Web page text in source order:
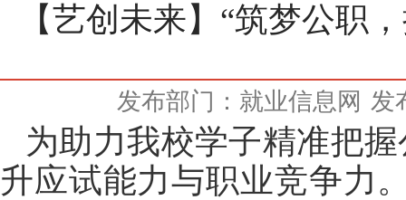
【艺创未来】“筑梦公职
发布部门：就业信息网 发
为助力我校学子精准把
升应试能力与职业竞争力